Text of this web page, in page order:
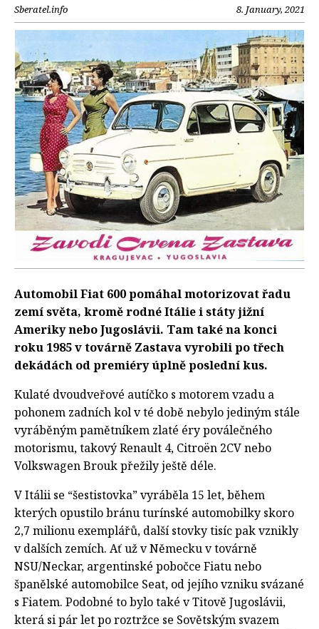
Sberatel.info 8. January, 2021
Automobil Fiat 600 pomáhal motorizovat řadu
zemí světa, kromě rodné Itálie i státy jižní
Ameriky nebo Jugoslávii. Tam také na konci
roku 1985 v továrně Zastava vyrobili po třech
dekádách od premiéry úplně poslední kus.
Kulaté dvoudveřové autíčko s motorem vzadu a
pohonem zadních kol v té době nebylo jediným stále
vyráběným pamětníkem zlaté éry poválečného
motorismu, takový Renault 4, Citroën 2CV nebo
Volkswagen Brouk přežily ještě déle.
V Itálii se “šestistovka” vyráběla 15 let, během
kterých opustilo bránu turínské automobilky skoro
2,7 milionu exemplářů, další stovky tisíc pak vznikly
v dalších zemích. Ať už v Německu v továrně
NSU/Neckar, argentinské pobočce Fiatu nebo
španělské automobilce Seat, od jejího vzniku svázané
s Fiatem. Podobné to bylo také v Titově Jugoslávii,
která si pár let po roztržce se Sovětským svazem